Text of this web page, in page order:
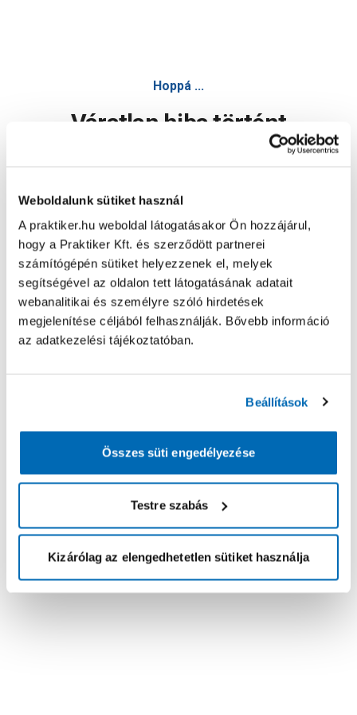
Weboldalunk sütiket használ
A praktiker.hu weboldal látogatásakor Ön hozzájárul,
hogy a Praktiker Kft. és szerződött partnerei
számítógépén sütiket helyezzenek el, melyek
segítségével az oldalon tett látogatásának adatait
webanalitikai és személyre szóló hirdetések
megjelenítése céljából felhasználják. Bővebb információ
az adatkezelési tájékoztatóban.
Beállítások
Összes süti engedélyezése
Testre szabás
Kizárólag az elengedhetetlen sütiket használja
Hoppá ...
Váratlan hiba történt
Oldal újratöltése